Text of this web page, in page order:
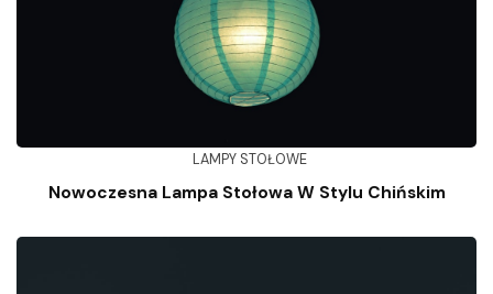
LAMPY STOŁOWE
Nowoczesna Lampa Stołowa W Stylu Chińskim